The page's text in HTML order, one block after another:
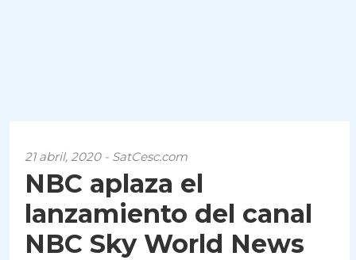
21 abril, 2020 - SatCesc.com
NBC aplaza el
lanzamiento del canal
NBC Sky World News